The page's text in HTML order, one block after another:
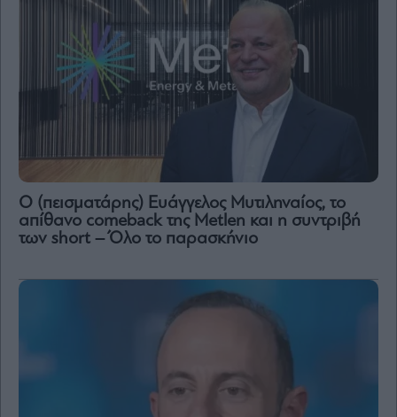
Ο (πεισματάρης) Ευάγγελος Μυτιληναίος, το
απίθανο comeback της Μetlen και η συντριβή
των short – Όλο το παρασκήνιο